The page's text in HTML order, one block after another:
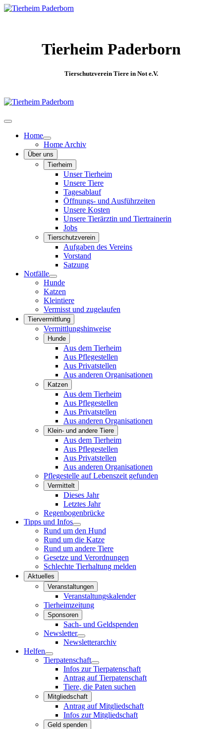
Tierheim Paderborn
Tierschutzverein Tiere in Not e.V.
Home
Home Archiv
Über uns
Tierheim
Unser Tierheim
Unsere Tiere
Tagesablauf
Öffnungs- und Ausführzeiten
Unsere Kosten
Unsere Tierärztin und Tiertrainerin
Jobs
Tierschutzverein
Aufgaben des Vereins
Vorstand
Satzung
Notfälle
Hunde
Katzen
Kleintiere
Vermisst und zugelaufen
Tiervermittlung
Vermittlungshinweise
Hunde
Aus dem Tierheim
Aus Pflegestellen
Aus Privatstellen
Aus anderen Organisationen
Katzen
Aus dem Tierheim
Aus Pflegestellen
Aus Privatstellen
Aus anderen Organisationen
Klein- und andere Tiere
Aus dem Tierheim
Aus Pflegestellen
Aus Privatstellen
Aus anderen Organisationen
Pflegestelle auf Lebenszeit gefunden
Vermittelt
Dieses Jahr
Letztes Jahr
Regenbogenbrücke
Tipps und Infos
Rund um den Hund
Rund um die Katze
Rund um andere Tiere
Gesetze und Verordnungen
Schlechte Tierhaltung melden
Aktuelles
Veranstaltungen
Veranstaltungskalender
Tierheimzeitung
Sponsoren
Sach- und Geldspenden
Newsletter
Newsletterarchiv
Helfen
Tierpatenschaft
Infos zur Tierpatenschaft
Antrag auf Tierpatenschaft
Tiere, die Paten suchen
Mitgliedschaft
Antrag auf Mitgliedschaft
Infos zur Mitgliedschaft
Geld spenden